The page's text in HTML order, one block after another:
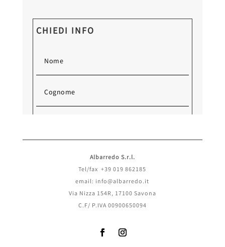
CHIEDI INFO
Albarredo S.r.l.
Tel/fax +39 019 862185
email: info@albarredo.it
Via Nizza 154R, 17100 Savona
C.F/ P.IVA 00900650094